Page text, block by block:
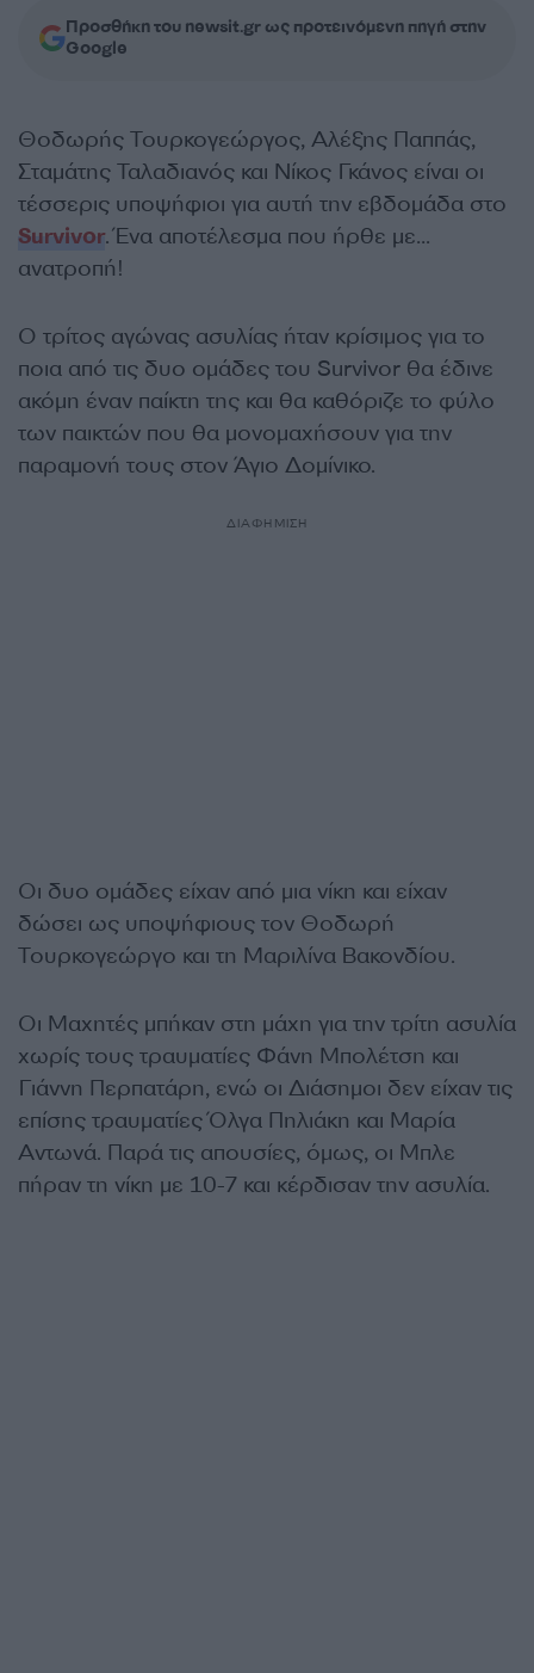
Προσθήκη του newsit.gr ως προτεινόμενη πηγή στην
Google
Θοδωρής Τουρκογεώργος, Αλέξης Παππάς,
Σταμάτης Ταλαδιανός και Νίκος Γκάνος είναι οι
τέσσερις υποψήφιοι για αυτή την εβδομάδα στο
Survivor. Ένα αποτέλεσμα που ήρθε με…
ανατροπή!
Ο τρίτος αγώνας ασυλίας ήταν κρίσιμος για το
ποια από τις δυο ομάδες του Survivor θα έδινε
ακόμη έναν παίκτη της και θα καθόριζε το φύλο
των παικτών που θα μονομαχήσουν για την
παραμονή τους στον Άγιο Δομίνικο.
ΔΙΑΦΗΜΙΣΗ
Οι δυο ομάδες είχαν από μια νίκη και είχαν
δώσει ως υποψήφιους τον Θοδωρή
Τουρκογεώργο και τη Μαριλίνα Βακονδίου.
Οι Μαχητές μπήκαν στη μάχη για την τρίτη ασυλία
χωρίς τους τραυματίες Φάνη Μπολέτση και
Γιάννη Περπατάρη, ενώ οι Διάσημοι δεν είχαν τις
επίσης τραυματίες Όλγα Πηλιάκη και Μαρία
Αντωνά. Παρά τις απουσίες, όμως, οι Μπλε
πήραν τη νίκη με 10-7 και κέρδισαν την ασυλία.